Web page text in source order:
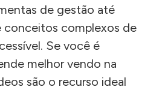
de gestão até
conceitos complexos de
Se você é
melhor vendo na
são o recurso ideal